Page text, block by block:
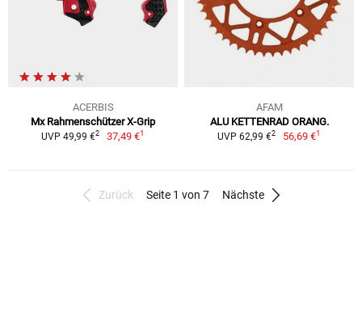
ACERBIS
Mx Rahmenschützer X-Grip
UVP 49,99 €2 37,49 €1
AFAM
ALU KETTENRAD ORANG.
UVP 62,99 €2 56,69 €1
Zurück Seite 1 von 7 Nächste